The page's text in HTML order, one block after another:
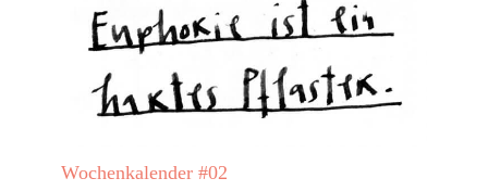
Wochenkalender #02